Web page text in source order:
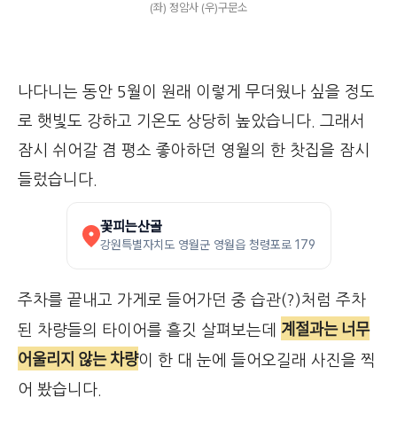
(좌) 정암사 (우)구문소
나다니는 동안 5월이 원래 이렇게 무더웠나 싶을 정도
로 햇빛도 강하고 기온도 상당히 높았습니다. 그래서
잠시 쉬어갈 겸 평소 좋아하던 영월의 한 찻집을 잠시
들렀습니다.
꽃피는산골
강원특별자치도 영월군 영월읍 청령포로 179
주차를 끝내고 가게로 들어가던 중 습관(?)처럼 주차
된 차량들의 타이어를 흘깃 살펴보는데 계절과는 너무
어울리지 않는 차량이 한 대 눈에 들어오길래 사진을 찍
어 봤습니다.